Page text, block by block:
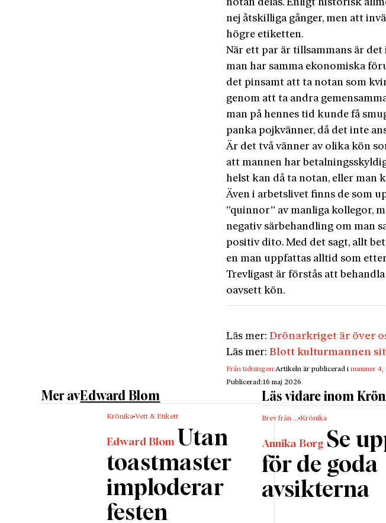
notan delas. Enligt historisk
nej åtskilliga gånger, men att
högre etiketten.
När ett par är tillsammans är
man har samma ekonomiska
det pinsamt att ta notan som
genom att ta andra
man på hennes tid kunde få
panka pojkvänner, då det inte
Är det två vänner av olika kön
att mannen har
helst kan då ta notan, eller man
Även i arbetslivet finns de som
”quinnor” av manliga kollegor,
negativ särbehandling om man
positiv dito. Med det sagt, allt
en man uppfattas alltid som
Trevligast är förstås att
oavsett kön.
Läs mer:Drönarkriget är över
Läs mer:Blott kulturmannen
Från tidningen:Artikeln är publicerad inummer
Publicerad:16 maj 2026
Mer avEdward Blom
Krönika Vett & Etikett
Edward Blom Utan
toastmaster
imploderar
festen
Läs vidare inom
Brev från … Krönika
Annika Borg Se
för de goda
avsikterna